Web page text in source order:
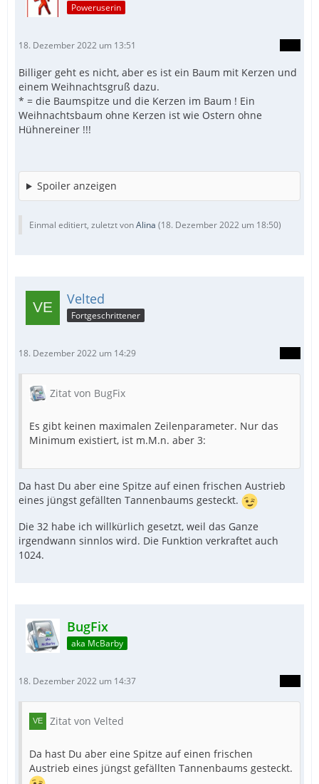
Poweruserin
18. Dezember 2022 um 13:51
Billiger geht es nicht, aber es ist ein Baum mit Kerzen und
einem Weihnachtsgruß dazu.
* = die Baumspitze und die Kerzen im Baum ! Ein
Weihnachtsbaum ohne Kerzen ist wie Ostern ohne
Hühnereiner !!!
Spoiler anzeigen
Einmal editiert, zuletzt vonAlina (18. Dezember 2022 um 18:50)
Velted
Fortgeschrittener
18. Dezember 2022 um 14:29
Zitat von BugFix
Es gibt keinen maximalen Zeilenparameter. Nur das
Minimum existiert, ist m.M.n. aber 3:
Da hast Du aber eine Spitze auf einen frischen Austrieb
eines jüngst gefällten Tannenbaums gesteckt.
Die 32 habe ich willkürlich gesetzt, weil das Ganze
irgendwann sinnlos wird. Die Funktion verkraftet auch
1024.
BugFix
aka McBarby
18. Dezember 2022 um 14:37
Zitat von Velted
Da hast Du aber eine Spitze auf einen frischen
Austrieb eines jüngst gefällten Tannenbaums gesteckt.